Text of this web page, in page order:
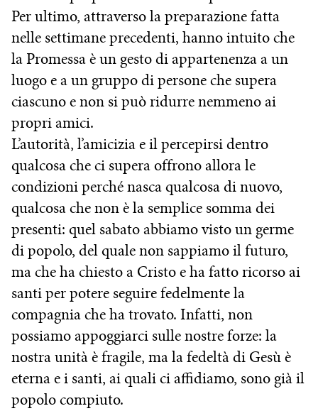
Per ultimo, attraverso la preparazione fatta
nelle settimane precedenti, hanno intuito che
la Promessa è un gesto di appartenenza a un
luogo e a un gruppo di persone che supera
ciascuno e non si può ridurre nemmeno ai
propri amici.
L’autorità, l’amicizia e il percepirsi dentro
qualcosa che ci supera offrono allora le
condizioni perché nasca qualcosa di nuovo,
qualcosa che non è la semplice somma dei
presenti: quel sabato abbiamo visto un germe
di popolo, del quale non sappiamo il futuro,
ma che ha chiesto a Cristo e ha fatto ricorso ai
santi per potere seguire fedelmente la
compagnia che ha trovato. Infatti, non
possiamo appoggiarci sulle nostre forze: la
nostra unità è fragile, ma la fedeltà di Gesù è
eterna e i santi, ai quali ci affidiamo, sono già il
popolo compiuto.